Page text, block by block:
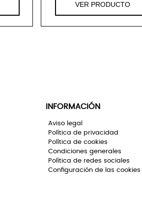
VER PRODUCTO
INFORMACIÓN
Aviso legal
Política de privacidad
Política de cookies
Condiciones generales
Política de redes sociales
Configuración de las cookies